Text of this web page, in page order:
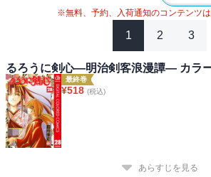
※無料、予約、入荷通知のコンテンツは
1 2 3
るろうに剣心―明治剣客浪漫譚― カラ
最終巻
¥518 (税込)
あらすじを見る